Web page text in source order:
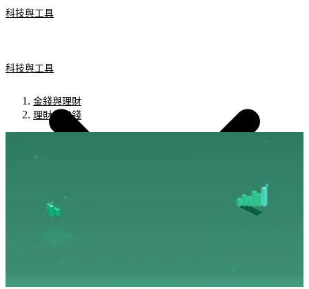
科技與工具
科技與工具
金錢與理財
理財與省錢